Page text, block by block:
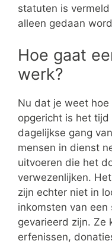
statuten is
alleen gedaan
Hoe gaat
werk?
Nu dat je weet
opgericht is het
dagelijkse gang
mensen in dienst
uitvoeren die het
verwezenlijken.
zijn echter niet in
inkomsten van
gevarieerd zijn. Ze
erfenissen,